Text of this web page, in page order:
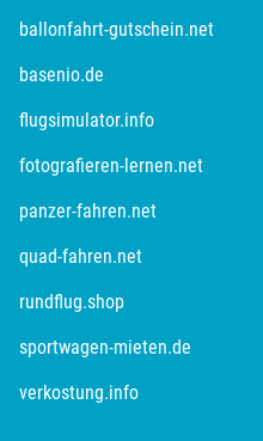
ballonfahrt-gutschein.net
basenio.de
flugsimulator.info
fotografieren-lernen.net
panzer-fahren.net
quad-fahren.net
rundflug.shop
sportwagen-mieten.de
verkostung.info
Salzgitter
Schongau
Schweinfurt
Schwerin
Seligenstadt